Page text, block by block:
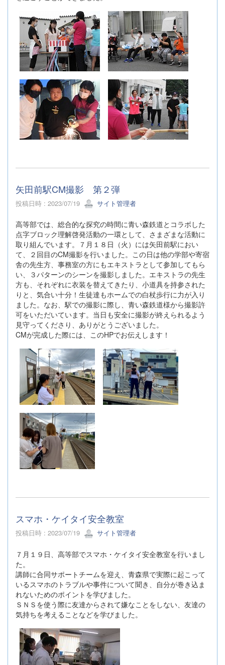
矢田前駅CM撮影 第２弾
投稿日時 : 2023/07/19 サイト管理者
高等部では、総合的な探究の時間に青い森鉄道とコラボした
点字ブロック理解啓発活動の一環として、さまざまな活動に
取り組んでいます。７月１８日（火）には矢田前駅におい
て、２回目のCM撮影を行いました。この日は他の学部や寄宿
舎の先生方、事務室の方にもエキストラとして参加してもら
い、３パターンのシーンを撮影しました。エキストラの先生
方も、それぞれに衣装を替えてきたり、小道具を持参された
りと、気合い十分！生徒達もホームでの白杖歩行に力が入り
ました。なお、駅での撮影に際し、青い森鉄道様から撮影許
可をいただいています。当日も安全に撮影が終えられるよう
見守ってくださり、ありがとうございました。
CMが完成した際には、このHPでお伝えします！
スマホ・ケイタイ安全教室
投稿日時 : 2023/07/19 サイト管理者
７月１９日、高等部でスマホ・ケイタイ安全教室を行いまし
た。
講師に合同サポートチームを迎え、青森県で実際に起こって
いるスマホのトラブルや事件について聞き、自分が巻き込ま
れないためのポイントを学びました。
ＳＮＳを使う際に友達からされて嫌なことをしない、友達の
気持ちを考えることなどを学びました。